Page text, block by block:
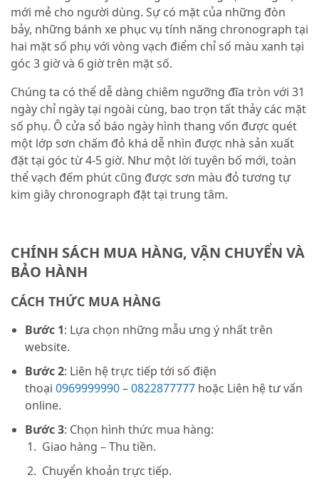
mới mẻ cho người dùng. Sự có mặt của những đòn
bảy, những bánh xe phục vụ tính năng chronograph tại
hai mặt số phụ với vòng vạch điểm chỉ số màu xanh tại
góc 3 giờ và 6 giờ trên mặt số.
Chúng ta có thể dễ dàng chiêm ngưỡng đĩa tròn với 31
ngày chỉ ngày tại ngoài cùng, bao trọn tất thảy các mặt
số phụ. Ô cửa sổ báo ngày hình thang vốn được quét
một lớp sơn chấm đỏ khá dễ nhìn được nhà sản xuất
đặt tại góc từ 4-5 giờ. Như một lời tuyên bố mới, toàn
thể vạch đếm phút cũng được sơn màu đỏ tương tự
kim giây chronograph đặt tại trung tâm.
CHÍNH SÁCH MUA HÀNG, VẬN CHUYỂN VÀ
BẢO HÀNH
CÁCH THỨC MUA HÀNG
Bước 1: Lựa chọn những mẫu ưng ý nhất trên
website.
Bước 2: Liên hệ trực tiếp tới số điện
thoại 0969999990–0822877777 hoặc Liên hệ tư vấn
online.
Bước 3: Chọn hình thức mua hàng:
Giao hàng – Thu tiền.
Chuyển khoản trực tiếp.